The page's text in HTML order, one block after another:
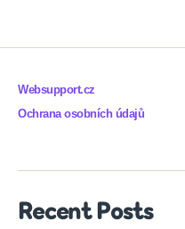
Websupport.cz
Ochrana osobních údajů
Recent Posts